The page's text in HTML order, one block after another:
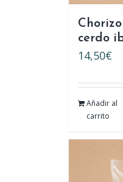
cerdo
14,50€
Añadir al
carrito